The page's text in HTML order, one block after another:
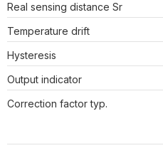
Real sensing distance Sr
Temperature drift
Hysteresis
Output indicator
Correction factor typ.